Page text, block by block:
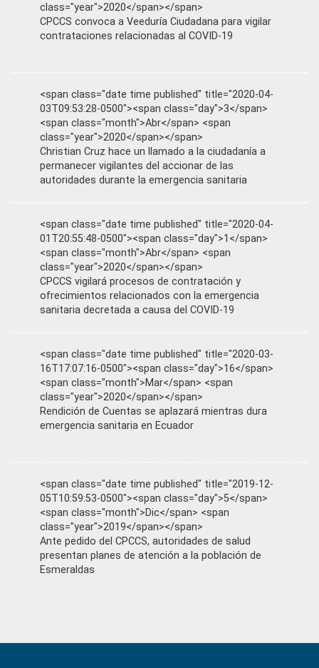
class="year">2020</span></span>
CPCCS convoca a Veeduría Ciudadana para vigilar
contrataciones relacionadas al COVID-19
<span class="date time published" title="2020-04-
03T09:53:28-0500"><span class="day">3</span>
<span class="month">Abr</span> <span
class="year">2020</span></span>
Christian Cruz hace un llamado a la ciudadanía a
permanecer vigilantes del accionar de las
autoridades durante la emergencia sanitaria
<span class="date time published" title="2020-04-
01T20:55:48-0500"><span class="day">1</span>
<span class="month">Abr</span> <span
class="year">2020</span></span>
CPCCS vigilará procesos de contratación y
ofrecimientos relacionados con la emergencia
sanitaria decretada a causa del COVID-19
<span class="date time published" title="2020-03-
16T17:07:16-0500"><span class="day">16</span>
<span class="month">Mar</span> <span
class="year">2020</span></span>
Rendición de Cuentas se aplazará mientras dura
emergencia sanitaria en Ecuador
<span class="date time published" title="2019-12-
05T10:59:53-0500"><span class="day">5</span>
<span class="month">Dic</span> <span
class="year">2019</span></span>
Ante pedido del CPCCS, autoridades de salud
presentan planes de atención a la población de
Esmeraldas